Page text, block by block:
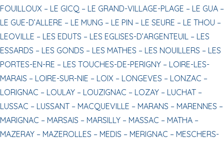
FOUILLOUX – LE GICQ – LE GRAND-VILLAGE-PLAGE – LE GUA –
LE GUE-D’ALLERE – LE MUNG – LE PIN – LE SEURE – LE THOU –
LEOVILLE – LES EDUTS – LES EGLISES-D’ARGENTEUIL – LES
ESSARDS – LES GONDS – LES MATHES – LES NOUILLERS – LES
PORTES-EN-RE – LES TOUCHES-DE-PERIGNY – LOIRE-LES-
MARAIS – LOIRE-SUR-NIE – LOIX – LONGEVES – LONZAC –
LORIGNAC – LOULAY – LOUZIGNAC – LOZAY – LUCHAT –
LUSSAC – LUSSANT – MACQUEVILLE – MARANS – MARENNES –
MARIGNAC – MARSAIS – MARSILLY – MASSAC – MATHA –
MAZERAY – MAZEROLLES – MEDIS – MERIGNAC – MESCHERS-